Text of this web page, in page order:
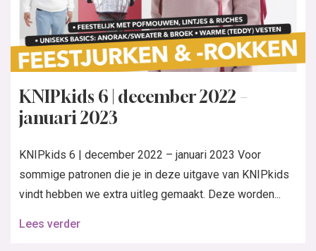
KNIPkids 6 | december 2022 –
januari 2023
KNIPkids 6 | december 2022 – januari 2023 Voor
sommige patronen die je in deze uitgave van KNIPkids
vindt hebben we extra uitleg gemaakt. Deze worden...
Lees verder